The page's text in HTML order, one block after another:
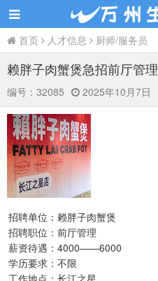
首页 人才信息 厨师/服务员
赖胖子肉蟹煲急招前厅管理
编号： 32085 2025年10月7日
招聘单位：赖胖子肉蟹煲
招聘职位：前厅管理
薪资待遇：4000——6000
学历要求：不限
工作地点：长江之星